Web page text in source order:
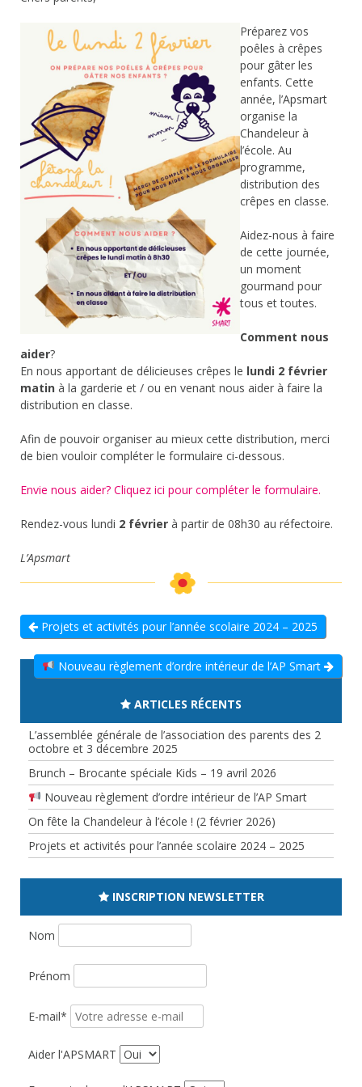
Préparez vos
poêles à crêpes
pour gâter les
enfants. Cette
année, l’Apsmart
organise la
Chandeleur à
l’école. Au
programme,
distribution des
crêpes en classe.
Aidez-nous à faire
de cette journée,
un moment
gourmand pour
tous et toutes.
Comment nous
aider?
En nous apportant de délicieuses crêpes le lundi 2 février
matin à la garderie et / ou en venant nous aider à faire la
distribution en classe.
Afin de pouvoir organiser au mieux cette distribution, merci
de bien vouloir compléter le formulaire ci-dessous.
Envie nous aider? Cliquez ici pour compléter le formulaire.
Rendez-vous lundi 2 février à partir de 08h30 au réfectoire.
L’Apsmart
Projets et activités pour l’année scolaire 2024 – 2025
Nouveau règlement d’ordre intérieur de l’AP Smart
ARTICLES RÉCENTS
L’assemblée générale de l’association des parents des 2
octobre et 3 décembre 2025
Brunch – Brocante spéciale Kids – 19 avril 2026
Nouveau règlement d’ordre intérieur de l’AP Smart
On fête la Chandeleur à l’école ! (2 février 2026)
Projets et activités pour l’année scolaire 2024 – 2025
INSCRIPTION NEWSLETTER
Nom
Prénom
E-mail*
Aider l'APSMART